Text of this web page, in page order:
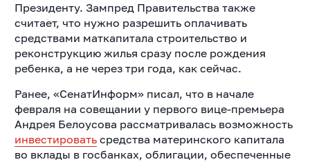
Президенту. Зампред Правительства также
считает, что нужно разрешить оплачивать
средствами маткапитала строительство и
реконструкцию жилья сразу после рождения
ребенка, а не через три года, как сейчас.
Ранее, «СенатИнформ» писал, что в начале
февраля на совещании у первого вице-премьера
Андрея Белоусова рассматривалась возможность
инвестироватьсредства материнского капитала
во вклады в госбанках, облигации, обеспеченные